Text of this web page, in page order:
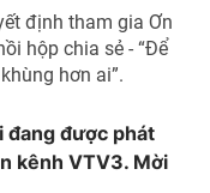
định tham gia Ơn
hộp chia sẻ - “Để
hơn ai”.
đang được phát
kênh VTV3. Mời